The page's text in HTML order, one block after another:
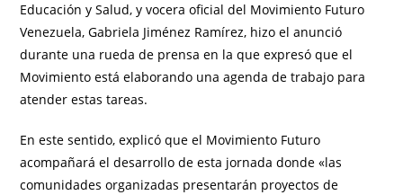
Educación y Salud, y vocera oficial del Movimiento Futuro
Venezuela, Gabriela Jiménez Ramírez, hizo el anunció
durante una rueda de prensa en la que expresó que el
Movimiento está elaborando una agenda de trabajo para
atender estas tareas.
En este sentido, explicó que el Movimiento Futuro
acompañará el desarrollo de esta jornada donde «las
comunidades organizadas presentarán proyectos de